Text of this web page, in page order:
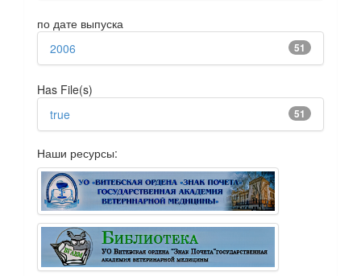
по дате выпуска
51
2006
Has File(s)
51
true
Наши ресурсы: